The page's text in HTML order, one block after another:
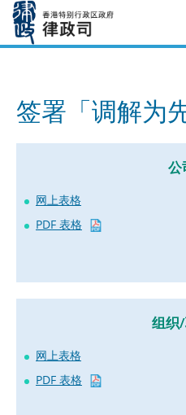
签署「调解为
公
网上表格
PDF 表格
组织
网上表格
PDF 表格